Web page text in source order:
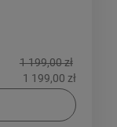
1 199,00 zł
1 199,00 zł